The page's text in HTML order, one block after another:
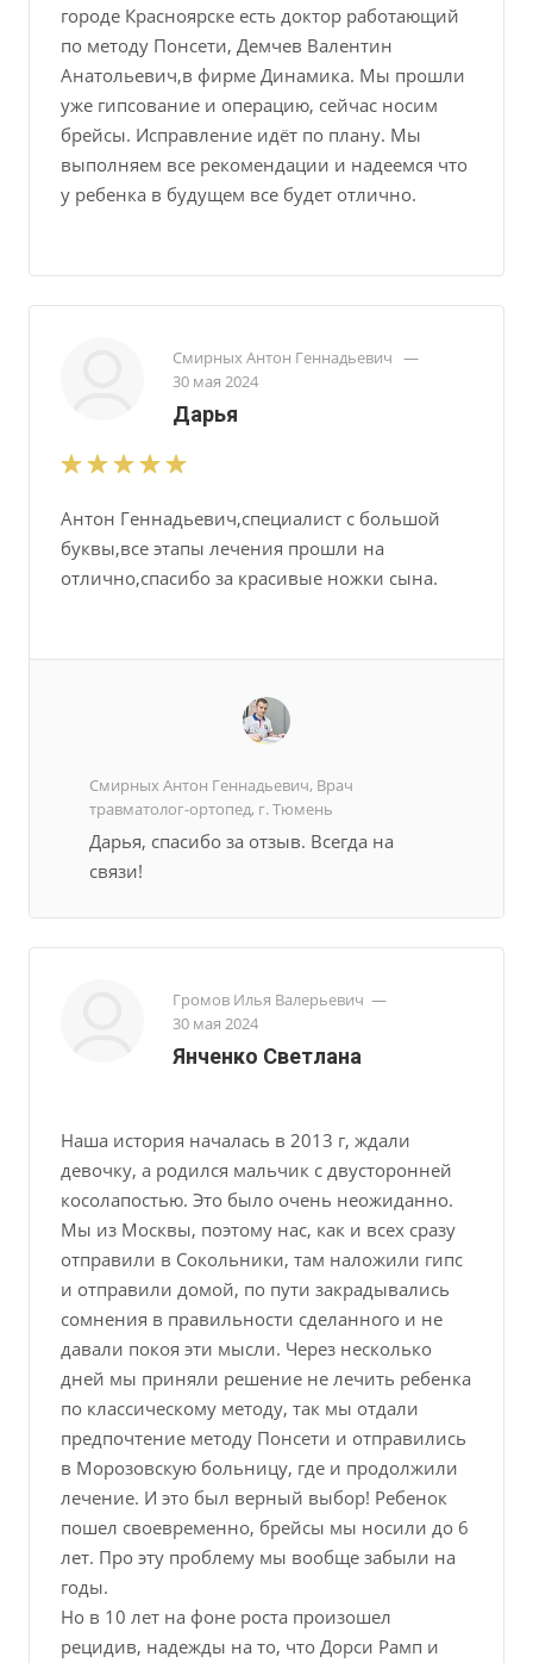
городе Красноярске есть доктор работающий
по методу Понсети, Демчев Валентин
Анатольевич,в фирме Динамика. Мы прошли
уже гипсование и операцию, сейчас носим
брейсы. Исправление идёт по плану. Мы
выполняем все рекомендации и надеемся что
у ребенка в будущем все будет отлично.
Смирных Антон Геннадьевич —
30 мая 2024
Дарья
Антон Геннадьевич,специалист с большой
буквы,все этапы лечения прошли на
отлично,спасибо за красивые ножки сына.
Смирных Антон Геннадьевич, Врач
травматолог-ортопед, г. Тюмень
Дарья, спасибо за отзыв. Всегда на
связи!
Громов Илья Валерьевич —
30 мая 2024
Янченко Светлана
Наша история началась в 2013 г, ждали
девочку, а родился мальчик с двусторонней
косолапостью. Это было очень неожиданно.
Мы из Москвы, поэтому нас, как и всех сразу
отправили в Сокольники, там наложили гипс
и отправили домой, по пути закрадывались
сомнения в правильности сделанного и не
давали покоя эти мысли. Через несколько
дней мы приняли решение не лечить ребенка
по классическому методу, так мы отдали
предпочтение методу Понсети и отправились
в Морозовскую больницу, где и продолжили
лечение. И это был верный выбор! Ребенок
пошел своевременно, брейсы мы носили до 6
лет. Про эту проблему мы вообще забыли на
годы.
Но в 10 лет на фоне роста произошел
рецидив, надежды на то, что Дорси Рамп и